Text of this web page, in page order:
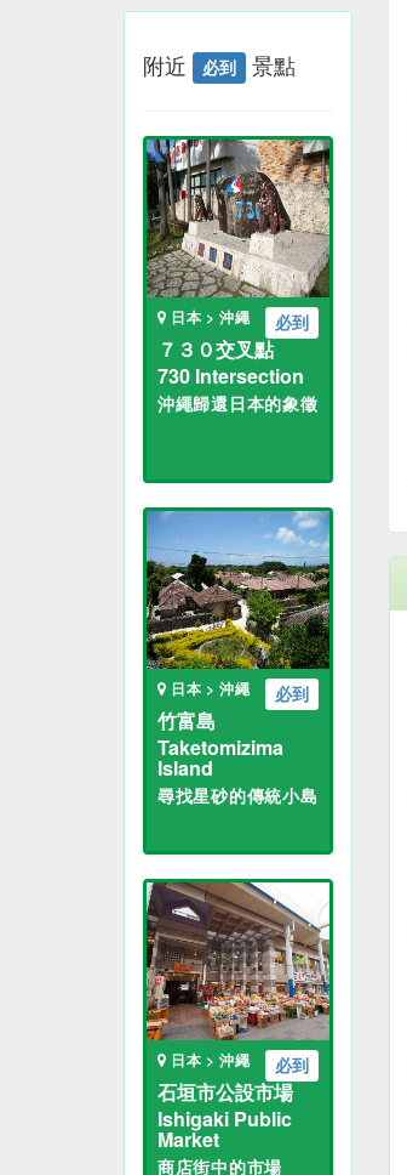
附近 必到 景點
必到
日本 > 沖繩
７３０交叉點
730 Intersection
沖繩歸還日本的象徵
必到
日本 > 沖繩
竹富島
Taketomizima
Island
尋找星砂的傳統小島
必到
日本 > 沖繩
石垣市公設市場
Ishigaki Public
Market
商店街中的市場